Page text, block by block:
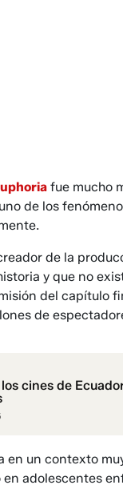
fue mucho
de los
de la
y que no
del capítulo
de
cines de
en un contexto
adolescentes